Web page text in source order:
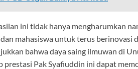
ini tidak hanya mengharumkan
mahasiswa untuk terus berinovasi
bahwa daya saing ilmuwan di
Pak Syafiuddin ini dapat